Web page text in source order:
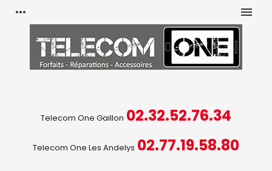
more_horiz menu
Telecom One Gaillon 02.32.52.76.34
Telecom One Les Andelys 02.77.19.58.80